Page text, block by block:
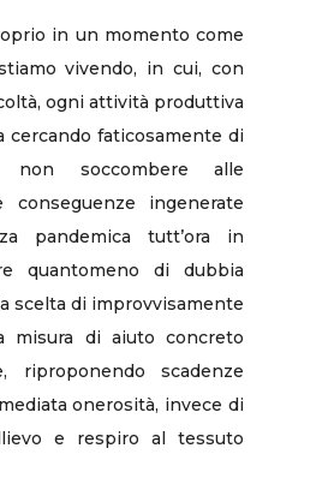
in un momento come
vivendo, in cui, con
ogni attività produttiva
cercando faticosamente di
soccombere alle
conseguenze ingenerate
pandemica tutt’ora in
quantomeno di dubbia
scelta di improvvisamente
misura di aiuto concreto
riproponendo scadenze
onerosità, invece di
e respiro al tessuto